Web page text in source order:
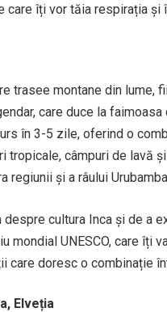
îți vor tăia respirația și
trasee montane din lume,
care duce la
în 3-5 zile, oferind o
tropicale, câmpuri de lavă
și a râului
cultura Inca și de a
mondial UNESCO, care îți
care doresc o combinație
Elveția